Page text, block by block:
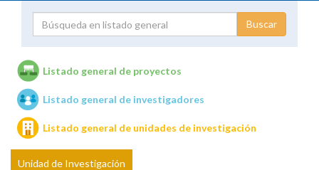
Unidades de investigación
Listado general de proyectos
Listado general de investigadores
Listado general de unidades de investigación
Unidad de Investigación